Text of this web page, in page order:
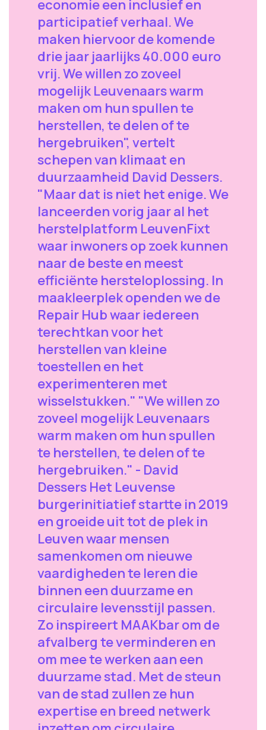
economie een inclusief en
participatief verhaal. We
maken hiervoor de komende
drie jaar jaarlijks 40.000 euro
vrij. We willen zo zoveel
mogelijk Leuvenaars warm
maken om hun spullen te
herstellen, te delen of te
hergebruiken", vertelt
schepen van klimaat en
duurzaamheid David Dessers.
"Maar dat is niet het enige. We
lanceerden vorig jaar al het
herstelplatform LeuvenFixt
waar inwoners op zoek kunnen
naar de beste en meest
efficiënte hersteloplossing. In
maakleerplek openden we de
Repair Hub waar iedereen
terechtkan voor het
herstellen van kleine
toestellen en het
experimenteren met
wisselstukken." "We willen zo
zoveel mogelijk Leuvenaars
warm maken om hun spullen
te herstellen, te delen of te
hergebruiken." - David
Dessers Het Leuvense
burgerinitiatief startte in 2019
en groeide uit tot de plek in
Leuven waar mensen
samenkomen om nieuwe
vaardigheden te leren die
binnen een duurzame en
circulaire levensstijl passen.
Zo inspireert MAAKbar om de
afvalberg te verminderen en
om mee te werken aan een
duurzame stad. Met de steun
van de stad zullen ze hun
expertise en breed netwerk